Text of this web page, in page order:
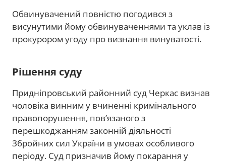
Обвинувачений повністю погодився з
висунутими йому обвинуваченнями та уклав із
прокурором угоду про визнання винуватості.
Рішення суду
Придніпровський районний суд Черкас визнав
чоловіка винним у вчиненні кримінального
правопорушення, пов’язаного з
перешкоджанням законній діяльності
Збройних сил України в умовах особливого
періоду. Суд призначив йому покарання у